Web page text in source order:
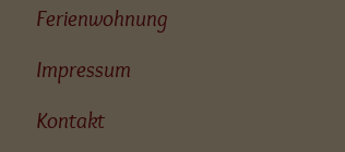
Ferienwohnung
Impressum
Kontakt